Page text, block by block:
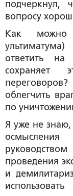
подчеркнул,
вопросу
Как можно
ответить
сохраняет
облегчить
по
Я уже не
проведения
и